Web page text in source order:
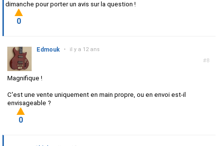
dimanche pour porter un avis sur la question !
0
#8
Edmouk • il y a 12 ans
Magnifique !
C'est une vente uniquement en main propre, ou en envoi est-il
envisageable ?
0